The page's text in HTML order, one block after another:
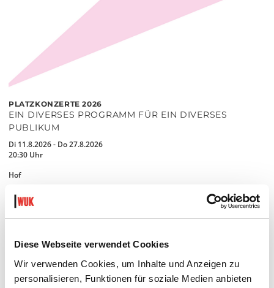
Diese Webseite verwendet Cookies
Wir verwenden Cookies, um Inhalte und Anzeigen zu
personalisieren, Funktionen für soziale Medien anbieten
PLATZKONZERTE 2026
EIN DIVERSES PROGRAMM FÜR EIN DIVERSES
PUBLIKUM
Di 11.8.2026 - Do 27.8.2026
20:30 Uhr
Hof